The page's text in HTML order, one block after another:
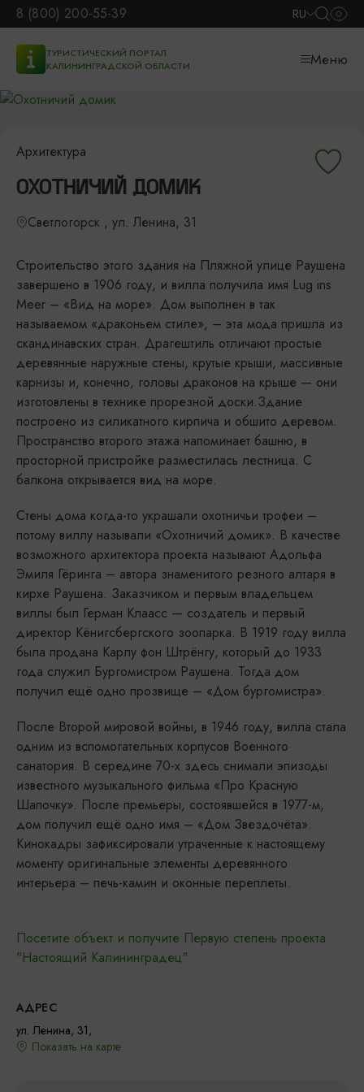
8 (800) 200-55-39 RU
ТУРИСТИЧЕСКИЙ ПОРТАЛ
КАЛИНИНГРАДСКОЙ ОБЛАСТИ
Меню
Архитектура
ОХОТНИЧИЙ ДОМИК
Светлогорск , ул. Ленина, 31
Строительство этого здания на Пляжной улице Раушена
завершено в 1906 году, и вилла получила имя Lug ins
Meer – «Вид на море». Дом выполнен в так
называемом «драконьем стиле», – эта мода пришла из
скандинавских стран. Драгештиль отличают простые
деревянные наружные стены, крутые крыши, массивные
карнизы и, конечно, головы драконов на крыше — они
изготовлены в технике прорезной доски.Здание
построено из силикатного кирпича и обшито деревом.
Пространство второго этажа напоминает башню, в
просторной пристройке разместилась лестница. С
балкона открывается вид на море.
Стены дома когда-то украшали охотничьи трофеи –
потому виллу называли «Охотничий домик». В качестве
возможного архитектора проекта называют Адольфа
Эмиля Гёринга – автора знаменитого резного алтаря в
кирхе Раушена. Заказчиком и первым владельцем
виллы был Герман Клаасс — создатель и первый
директор Кёнигсбергского зоопарка. В 1919 году вилла
была продана Карлу фон Штрёнгу, который до 1933
года служил Бургомистром Раушена. Тогда дом
получил ещё одно прозвище – «Дом бургомистра».
После Второй мировой войны, в 1946 году, вилла стала
одним из вспомогательных корпусов Военного
санатория. В середине 70-х здесь снимали эпизоды
известного музыкального фильма «Про Красную
Шапочку». После премьеры, состоявшейся в 1977-м,
дом получил ещё одно имя – «Дом Звездочёта».
Кинокадры зафиксировали утраченные к настоящему
моменту оригинальные элементы деревянного
интерьера – печь-камин и оконные переплеты.
Посетите объект и получите Первую степень проекта
"Настоящий Калининградец"
АДРЕС
ул. Ленина, 31,
Показать на карте